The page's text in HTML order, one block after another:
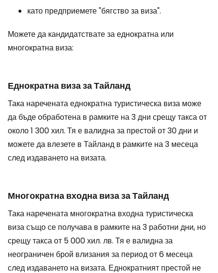
като предприемете "бягство за виза".
Можете да кандидатствате за еднократна или
многократна виза:
Еднократна виза за Тайланд
Така наречената еднократна туристическа виза може
да бъде обработена в рамките на 3 дни срещу такса от
около 1 300 хил. Тя е валидна за престой от 30 дни и
можете да влезете в Тайланд в рамките на 3 месеца
след издаването на визата.
Многократна входна виза за Тайланд
Така наречената многократна входна туристическа
виза също се получава в рамките на 3 работни дни, но
срещу такса от 5 000 хил. лв. Тя е валидна за
неограничен брой влизания за период от 6 месеца
след издаването на визата. Еднократният престой не